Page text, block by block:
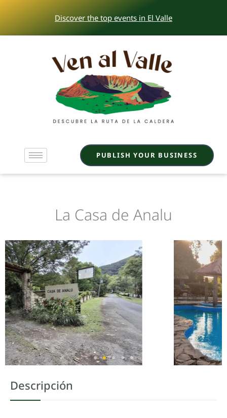
Discover the top events in El Valle
PUBLISH YOUR BUSINESS
La Casa de Analu
Descripción